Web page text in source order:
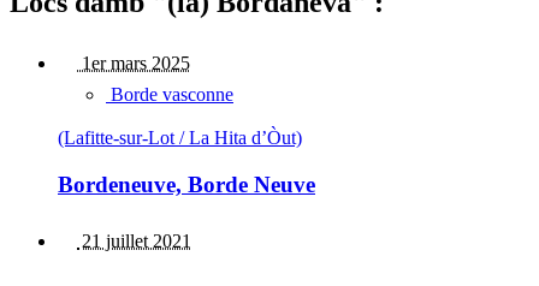
1er mars 2025
Borde vasconne
(Lafitte-sur-Lot / La Hita d’Òut)
Bordeneuve, Borde Neuve
21 juillet 2021